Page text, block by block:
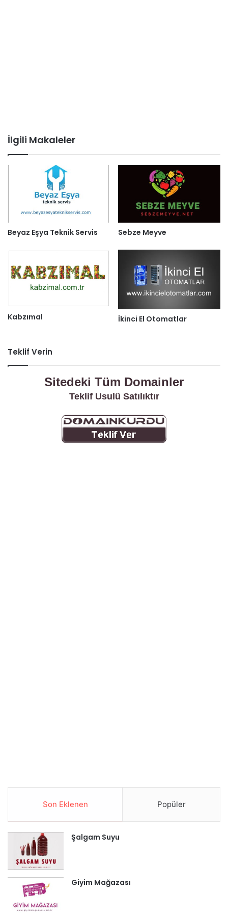
İlgili Makaleler
Beyaz Eşya Teknik Servis Sebze Meyve
Kabzımal İkinci El Otomatlar
Teklif Verin
Sitedeki Tüm Domainler
Teklif Usulü Satılıktır
Son Eklenen Popüler
Şalgam Suyu
Giyim Mağazası